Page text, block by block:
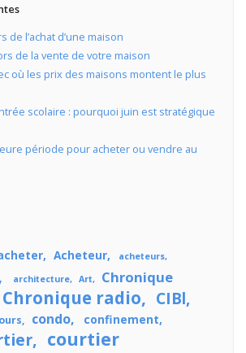
de l’achat d’une maison
de la vente de votre maison
où les prix des maisons montent le plus
scolaire : pourquoi juin est stratégique
période pour acheter ou vendre au
Acheteur acheteurs
architecture Art
Chronique
Chronique radio CIBl
condo confinement
courtier